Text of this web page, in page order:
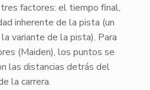
tres factores: el tiempo final,
inherente de la pista (un
variante de la pista). Para
(Maiden), los puntos se
las distancias detrás del
la carrera.